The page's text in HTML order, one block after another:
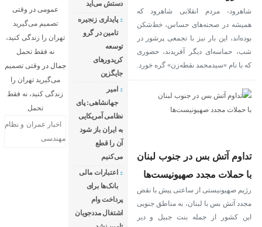
شاهرود- مردم انقلابی شاهرود که
همیشه در صحنه‌های حساس، خط‌شکن
بوده‌اند، این بار نیز با تجمعی پرشور در
شب، حماسه‌ای دیگر آفریدند، حضوری
که با نام «سیدمحمد نقطه‌زن» گره خورد.
تداوم آتش بس در جنوب لبنان
با حملات مجدد صهیونیست‌ها
رژیم صهیونیستی از ساعتی پیش با نقض
مجدد آتش بس با لبنان، به مناطق جنوبی
این کشور از جمله بنت جبیل و دیر
دستش می‌آید
پایداری زنجیره
تامین در گرو
توسعه
کریدورهای
جایگزین
امیر
جهانشاهی: پای
نظامی آمریکایی
به ایران باز شود
آن را قطع
می‌کنیم
اعتبارات مالی
بانک‌ها برای
پرداخت وام
اشتغال مددجویان
عمومی در وقتی
تصمیم می‌گیرید
تهران را زندگی کنید،
نه فقط تحمل
جمال در وقتی تصمیم
می‌گیرید تهران را
زندگی کنید، نه فقط
تحمل
اخبار عمران و نظام
مهندسی